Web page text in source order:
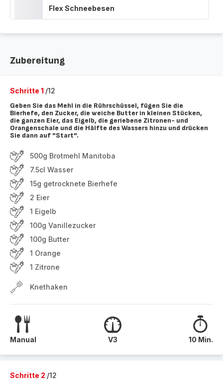
Flex Schneebesen
Zubereitung
Schritte 1 /12
Geben Sie das Mehl in die Rührschüssel, fügen Sie die
Bierhefe, den Zucker, die weiche Butter in kleinen Stücken,
die ganzen Eier, das Eigelb, die geriebene Zitronen- und
Orangenschale und die Hälfte des Wassers hinzu und drücken
Sie dann auf "Start".
500g Brotmehl Manitoba
7.5cl Wasser
15g getrocknete Bierhefe
2 Eier
1 Eigelb
100g Vanillezucker
100g Butter
1 Orange
1 Zitrone
Knethaken
Manual V3 10 Min.
Schritte 2 /12